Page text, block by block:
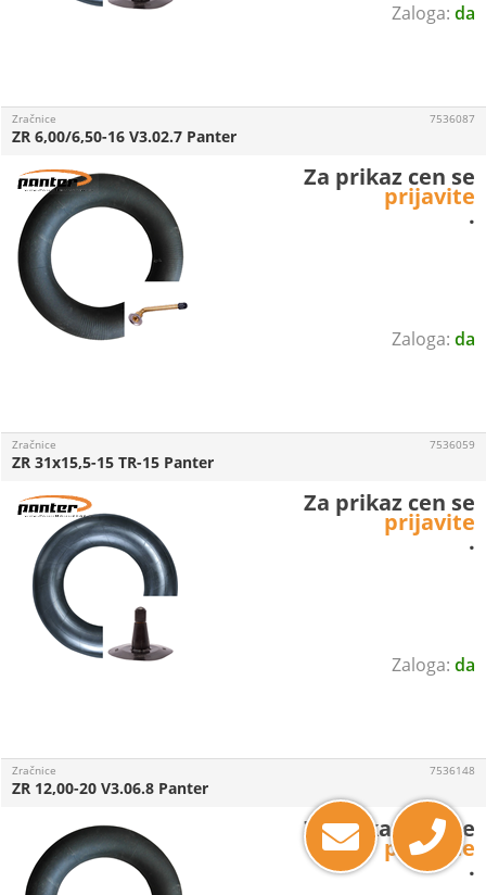
da
da
Zračnice
ZR 6,00/6,50-16 V3.02.7 Panter
7536087
Za prikaz cen se
prijavite
.
da
Zračnice
ZR 31x15,5-15 TR-15 Panter
7536059
Za prikaz cen se
prijavite
.
Zračnice
ZR 12,00-20 V3.06.8 Panter
7536148
Za prikaz cen se
prijavite
.